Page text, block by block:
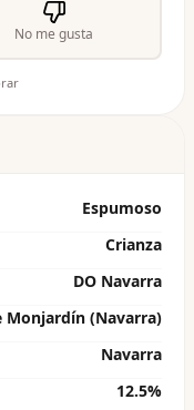
No me gusta
Espumoso
Crianza
DO Navarra
Monjardín (Navarra)
Navarra
12.5%